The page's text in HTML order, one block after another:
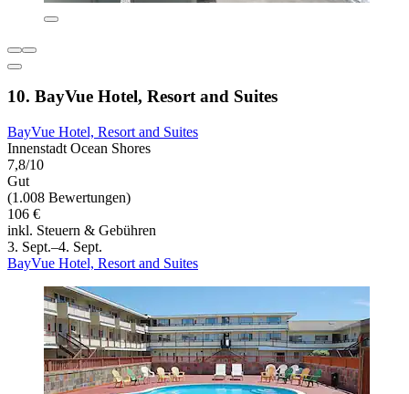
10. BayVue Hotel, Resort and Suites
BayVue Hotel, Resort and Suites
Innenstadt Ocean Shores
7,8/10
Gut
(1.008 Bewertungen)
106 €
inkl. Steuern & Gebühren
3. Sept.–4. Sept.
BayVue Hotel, Resort and Suites